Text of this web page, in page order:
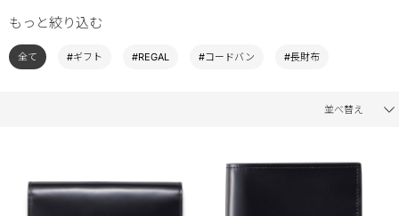
もっと絞り込む
全て #ギフト #REGAL #コードバン #長財布
並べ替え